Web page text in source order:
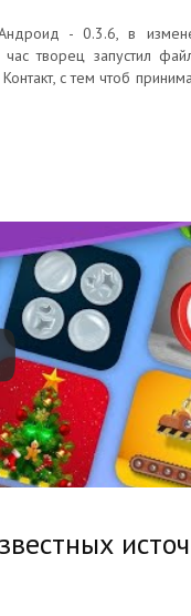
- 0.3.6, в
творец запустил
с тем чтоб